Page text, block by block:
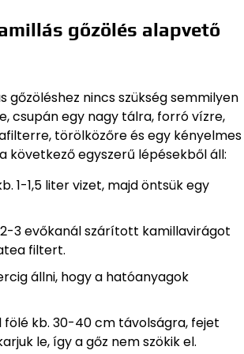
gőzölés alapvető
gőzöléshez nincs szükség semmilyen
csupán egy nagy tálra, forró vízre,
törölközőre és egy kényelmes
következő egyszerű lépésekből áll:
1-1,5 liter vizet, majd öntsük egy
3 evőkanál szárított kamillavirágot
filtert.
állni, hogy a hatóanyagok
fölé kb. 30-40 cm távolságra, fejet
le, így a gőz nem szökik el.